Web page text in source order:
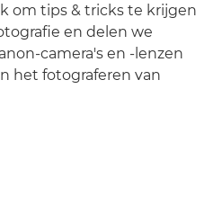
om tips & tricks te krijgen
en delen we
camera's en -lenzen
het fotograferen van